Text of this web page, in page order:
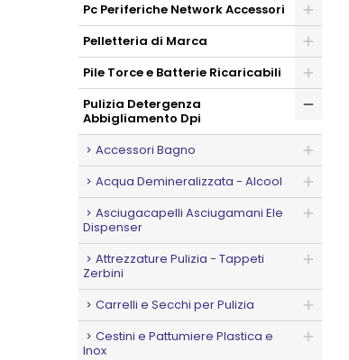
Pc Periferiche Network Accessori
Pelletteria di Marca
Pile Torce e Batterie Ricaricabili
Pulizia Detergenza
Abbigliamento Dpi
Accessori Bagno
Acqua Demineralizzata - Alcool
Asciugacapelli Asciugamani Ele
Dispenser
Attrezzature Pulizia - Tappeti
Zerbini
Carrelli e Secchi per Pulizia
Cestini e Pattumiere Plastica e
Inox